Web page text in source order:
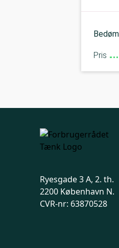
Pris
Ryesgade 3 A, 2. th.
2200 København N.
CVR-nr: 63870528